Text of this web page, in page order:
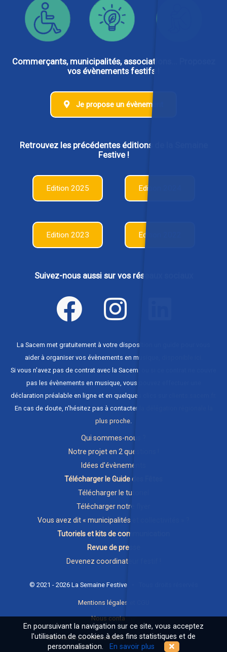
Commerçants, municipalités, associations... Proposez
vos évènements festifs !
Je propose un évènement
Retrouvez les précédentes éditions de la Semaine
Festive !
Edition 2025 Edition 2024
Edition 2023 Edition 2022
Suivez-nous aussi sur vos réseaux sociaux
La Sacem met gratuitement à votre disposition un guide pour vous
aider à organiser vos évènements en musique,
Si vous n'avez pas de contrat avec la Sacem, ou si ce contrat ne couvre
pas les évènements en musique, vous pouvez effectuer une
déclaration préalable en ligne et en quelques clics sur
En cas de doute, n'hésitez pas à contacter
plus proche.
Qui sommes-nous ?
Notre projet en 2 questions !
Idées d'évènements
Télécharger le Guide des Fêtes
Télécharger le tutoriel
Télécharger notre flyer
Vous avez dit « municipalités et collectivités » ?
Tutoriels et kits de communication
Revue de presse
Devenez coordinateur festif !
© 2021 - 2026 La Semaine Festive • Tous droits réservés
Mentions légales et CGU
Nous contacter
Site réalisé par Hélène Michel et samosate.com
En poursuivant la navigation sur ce site, vous acceptez
l'utilisation de cookies à des fins statistiques et de
personnalisation.
En savoir plus